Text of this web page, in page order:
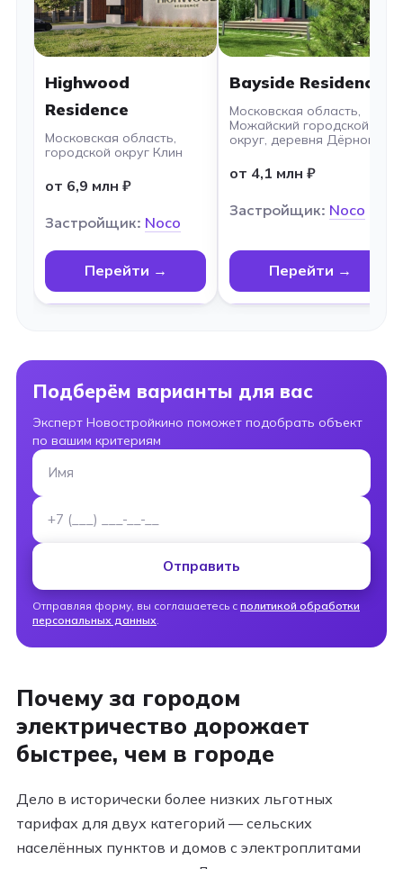
Highwood
Residence
Московская область,
городской округ Клин
от 6,9 млн ₽
Застройщик: Noco
Перейти →
Bayside Residence
Московская область,
Можайский городской
округ, деревня Дёрново
от 4,1 млн ₽
Застройщик: Noco
Перейти →
Подберём варианты для вас
Эксперт Новостройкино поможет подобрать объект
по вашим критериям
Имя
Номер телефона
Отправить
Отправляя форму, вы соглашаетесь с политикой обработки
персональных данных
Почему за городом
электричество дорожает
быстрее, чем в городе
Дело в исторически более низких льготных
тарифах для двух категорий — сельских
населённых пунктов и домов с электроплитами